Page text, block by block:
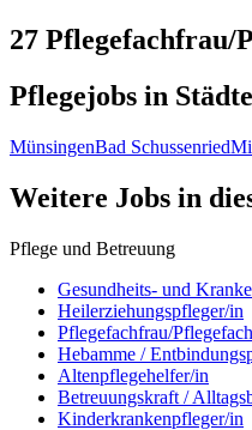
27 Pflegefachfrau/
Pflegejobs in
MünsingenBad Schussenried
Weitere Jobs in
Pflege und Betreuung
Gesundheits- und
Heilerziehungspfleger/in
Pflegefachfrau/
Hebamme /
Altenpflegehelfer/in
Betreuungskraft /
Kinderkrankenpfleger/in